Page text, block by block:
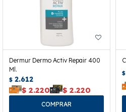
Dermur Dermo Activ Repair 400
Ml.
$ 2.612
$ 2.220 $ 2.220
$